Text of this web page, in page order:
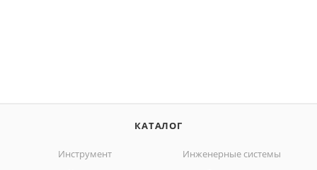
КАТАЛОГ
Инструмент
Инженерные системы